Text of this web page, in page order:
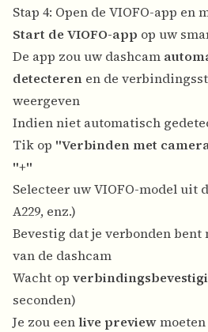
Stap 4: Open de VIOFO-app en
Start de VIOFO-app op uw
De app zou uw dashcam
detecteren en de
weergeven
Indien niet automatisch
Tik op "Verbinden met
"+"
Selecteer uw VIOFO-model uit
A229, enz.)
Bevestig dat je verbonden
van de dashcam
Wacht op
seconden)
Je zou eenlive preview